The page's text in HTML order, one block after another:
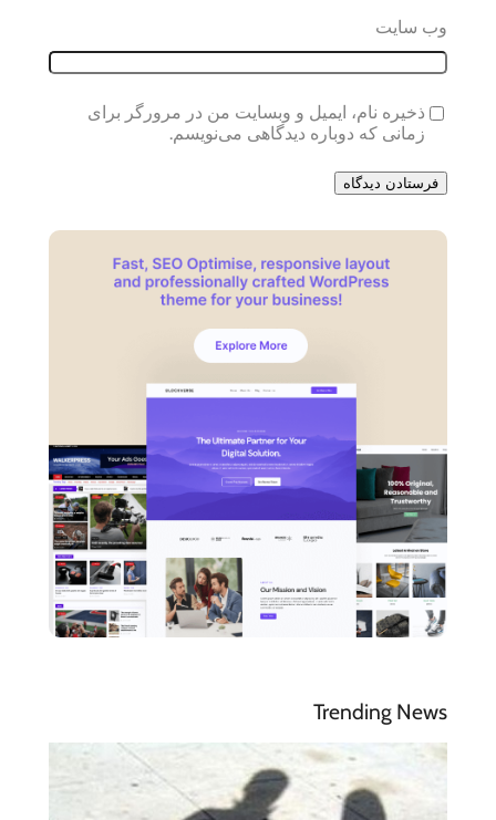
وب‌ سایت
ذخیره نام، ایمیل و وبسایت من در مرورگر برای
زمانی که دوباره دیدگاهی می‌نویسم.
Trending News